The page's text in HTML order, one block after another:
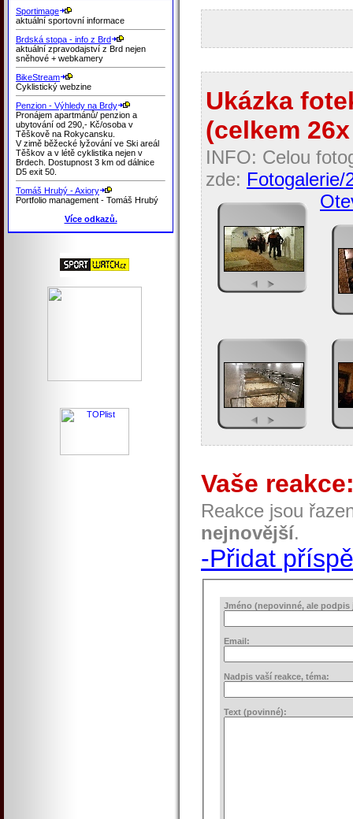
Sportimage
aktuální sportovní informace
Brdská stopa - info z Brd
aktuální zpravodajství z Brd nejen
sněhové + webkamery
BikeStream
Cyklistický webzine
Penzion - Výhledy na Brdy
Pronájem apartmánů/ penzion a
ubytování od 290,- Kč/osoba v
Těškově na Rokycansku.
V zimě běžecké lyžování ve Ski areál
Těškov a v létě cyklistika nejen v
Brdech. Dostupnost 3 km od dálnice
D5 exit 50.
Tomáš Hrubý - Axiory
Portfolio management - Tomáš Hrubý
Více odkazů.
Ukázka
(celkem
INFO: Celou
zde: Fotogalerie/
Vaše
Reakce jsou
nejnovější.
-Přidat
Jméno (nepovinné, ale podpis
Email:
Nadpis vaší reakce, téma:
Text (povinné):